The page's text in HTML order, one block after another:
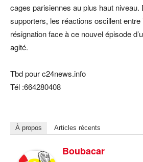
cages parisiennes au plus haut niveau.
supporters, les réactions oscillent
résignation face à ce nouvel épisode
agité.
Tbd pour c24news.info
Tél :664280408
À propos Articles récents
Boubacar